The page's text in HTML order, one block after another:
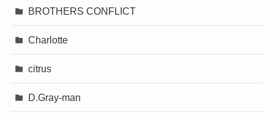
BROTHERS CONFLICT
Charlotte
citrus
D.Gray-man